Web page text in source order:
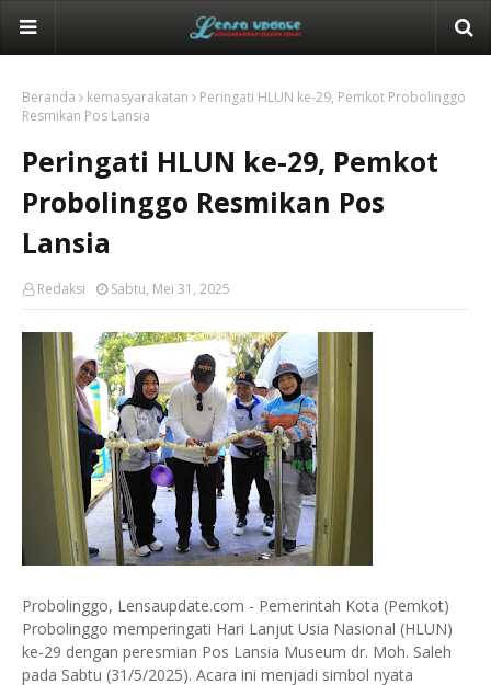
Beranda kemasyarakatan
Peringati HLUN ke-29, Pemkot Probolinggo
Resmikan Pos Lansia
Peringati HLUN ke-29, Pemkot
Probolinggo Resmikan Pos
Lansia
Redaksi Sabtu, Mei 31, 2025
Probolinggo, Lensaupdate.com - Pemerintah Kota (Pemkot)
Probolinggo memperingati Hari Lanjut Usia Nasional (HLUN)
ke-29 dengan peresmian Pos Lansia Museum dr. Moh. Saleh
pada Sabtu (31/5/2025). Acara ini menjadi simbol nyata